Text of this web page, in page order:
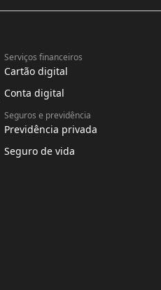
Serviços financeiros
Cartão digital
Conta digital
Seguros e previdência
Previdência privada
Seguro de vida